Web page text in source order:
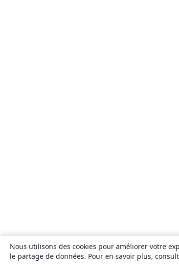
Nous utilisons des cookies pour améliorer votre
le partage de données. Pour en savoir plus,